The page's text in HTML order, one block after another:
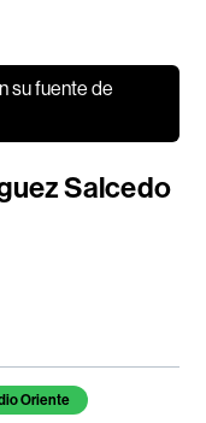
su fuente de
Salcedo
Oriente